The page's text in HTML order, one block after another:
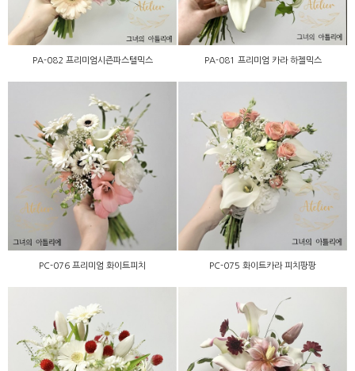
PA-082 프리미엄시즌파스텔믹스 PA-081 프리미엄 카라 하젤믹스
PC-076 프리미엄 화이트피
치
PC-076 프리미엄 화이트피치
PC-075 화이트카라 피치팡
팡
PC-075 화이트카라 피치팡팡
PA-074 시즌 화이트레드
PC-073 브라운 튤립,카라